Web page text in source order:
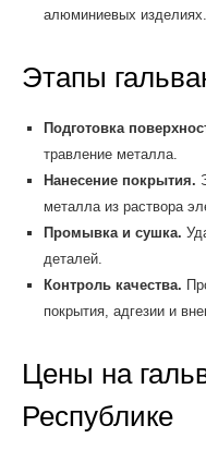
алюминиевых изделиях.
Этапы
Подготовка
травление металла.
Нанесение покрытия.
металла из раствора
Промывка и сушка.
деталей.
Контроль качества.
покрытия, адгезии и
Цены на
Республике